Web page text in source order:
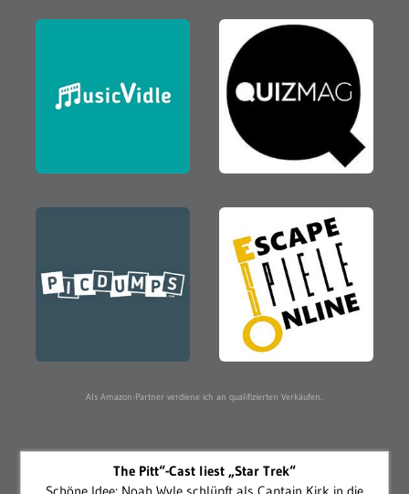
Als Amazon-Partner verdiene ich an qualifizierten Verkäufen.
The Pitt“-Cast liest „Star Trek“